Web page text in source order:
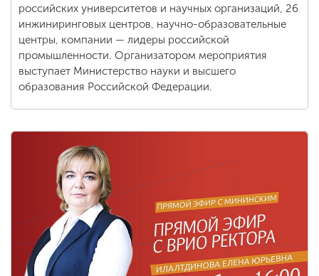
российских университетов и научных организаций, 26
инжиниринговых центров, научно-образовательные
центры, компании — лидеры российской
промышленности. Организатором мероприятия
выступает Министерство науки и высшего
образования Российской Федерации.